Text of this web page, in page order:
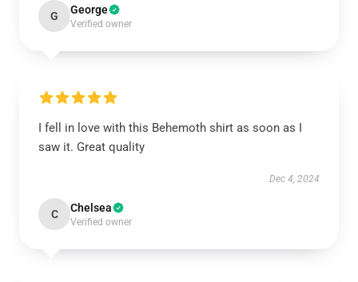
G George
Verified owner
I fell in love with this Behemoth shirt as soon as I
saw it. Great quality
Dec 4, 2024
C Chelsea
Verified owner